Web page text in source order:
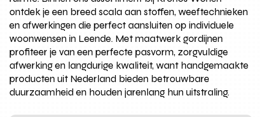
ontdek je een breed scala aan stoffen, weeftechnieken
en afwerkingen die perfect aansluiten op individuele
woonwensen in Leende. Met maatwerk gordijnen
profiteer je van een perfecte pasvorm, zorgvuldige
afwerking en langdurige kwaliteit, want handgemaakte
producten uit Nederland bieden betrouwbare
duurzaamheid en houden jarenlang hun uitstraling.